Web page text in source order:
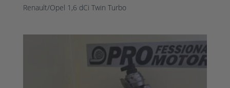
Renault/Opel 1,6 dCi Twin Turbo